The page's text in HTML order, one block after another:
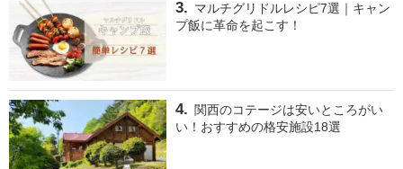
マルチグリドルレシピ7選｜キャン
プ飯に革命を起こす！
関西のコテージは安いところがい
い！おすすめの格安施設18選